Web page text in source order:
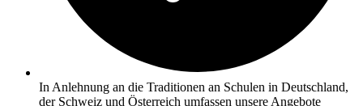
In Anlehnung an die Traditionen an Schulen in Deutschland,
der Schweiz und Österreich umfassen unsere Angebote